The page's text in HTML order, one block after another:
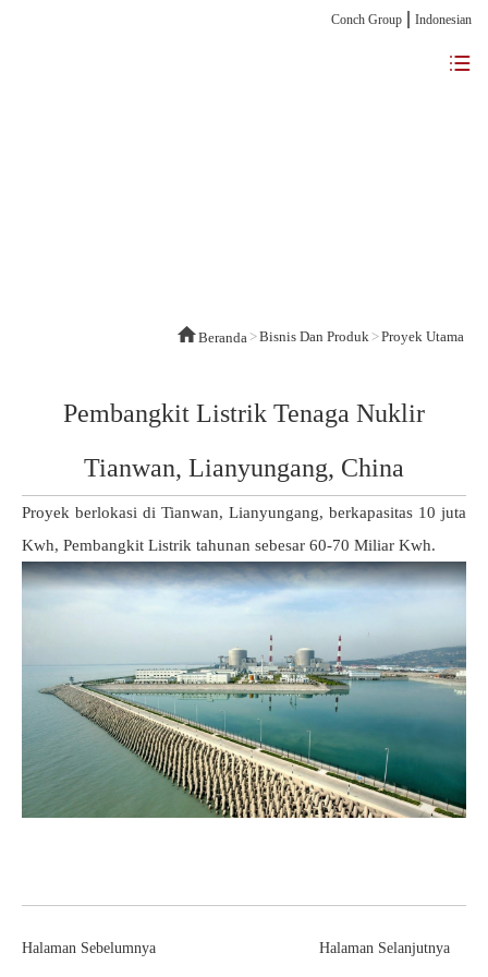
Conch Group Indonesian
Beranda >Bisnis Dan Produk >Proyek Utama
Pembangkit Listrik Tenaga Nuklir
Tianwan, Lianyungang, China
Proyek berlokasi di Tianwan, Lianyungang, berkapasitas 10 juta
Kwh, Pembangkit Listrik tahunan sebesar 60-70 Miliar Kwh.
Halaman Sebelumnya Halaman Selanjutnya